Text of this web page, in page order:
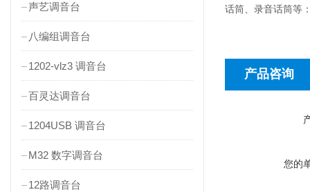
声艺调音台
八编组调音台
1202-vlz3 调音台
百灵达调音台
1204USB 调音台
M32 数字调音台
12路调音台
话筒、录音话筒等
产品咨询
您的